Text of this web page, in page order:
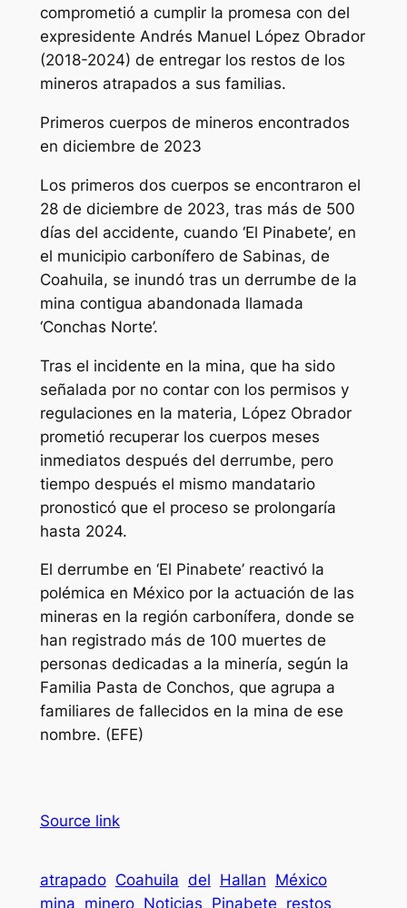
comprometió a cumplir la promesa con del
expresidente Andrés Manuel López Obrador
(2018-2024) de entregar los restos de los
mineros atrapados a sus familias.
Primeros cuerpos de mineros encontrados
en diciembre de 2023
Los primeros dos cuerpos se encontraron el
28 de diciembre de 2023, tras más de 500
días del accidente, cuando ‘El Pinabete’, en
el municipio carbonífero de Sabinas, de
Coahuila, se inundó tras un derrumbe de la
mina contigua abandonada llamada
‘Conchas Norte’.
Tras el incidente en la mina, que ha sido
señalada por no contar con los permisos y
regulaciones en la materia, López Obrador
prometió recuperar los cuerpos meses
inmediatos después del derrumbe, pero
tiempo después el mismo mandatario
pronosticó que el proceso se prolongaría
hasta 2024.
El derrumbe en ‘El Pinabete’ reactivó la
polémica en México por la actuación de las
mineras en la región carbonífera, donde se
han registrado más de 100 muertes de
personas dedicadas a la minería, según la
Familia Pasta de Conchos, que agrupa a
familiares de fallecidos en la mina de ese
nombre. (EFE)
Source link
atrapado Coahuila del Hallan México
mina minero Noticias Pinabete restos